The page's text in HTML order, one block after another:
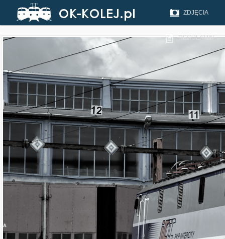
ZDJĘCIA
REGULAMIN